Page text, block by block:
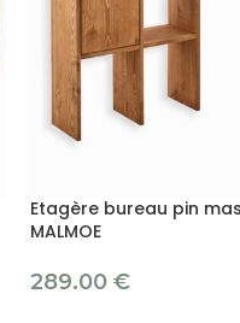
Etagère bureau pin
MALMOE
289.00 €